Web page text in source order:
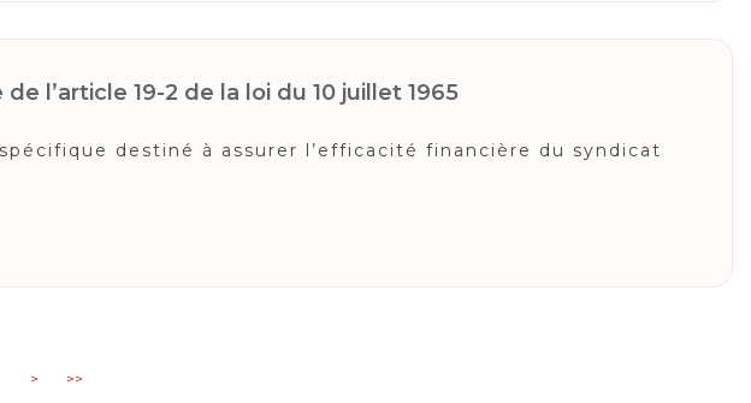
l’article 19-2 de la loi du 10 juillet 1965
destiné à assurer l’efficacité financière du syndicat
> >>